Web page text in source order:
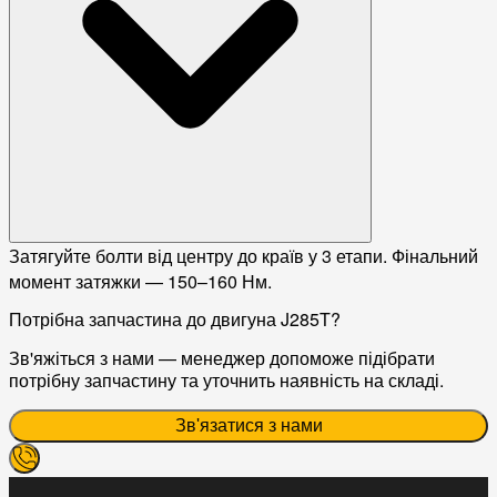
Затягуйте болти від центру до країв у 3 етапи. Фінальний
момент затяжки — 150–160 Нм.
Потрібна запчастина до двигуна J285T?
Зв'яжіться з нами — менеджер допоможе підібрати
потрібну запчастину та уточнить наявність на складі.
Зв'язатися з нами